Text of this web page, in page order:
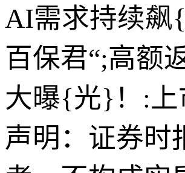
AI需求持续飙
百保君“;高额
大曝{光}！:上
声明：证券时